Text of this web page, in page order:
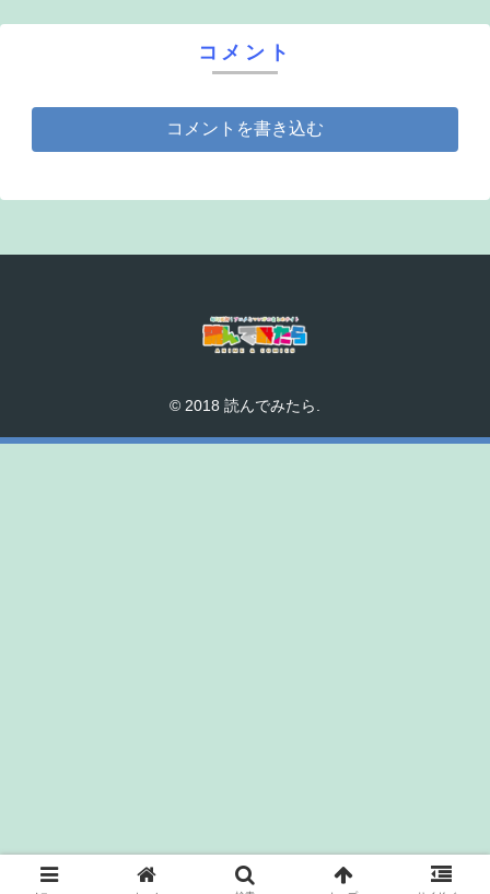
コメント
コメントを書き込む
© 2018 読んでみたら.